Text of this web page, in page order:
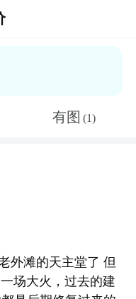
有图 (1)
外滩的天主堂了 但
场大火，过去的建